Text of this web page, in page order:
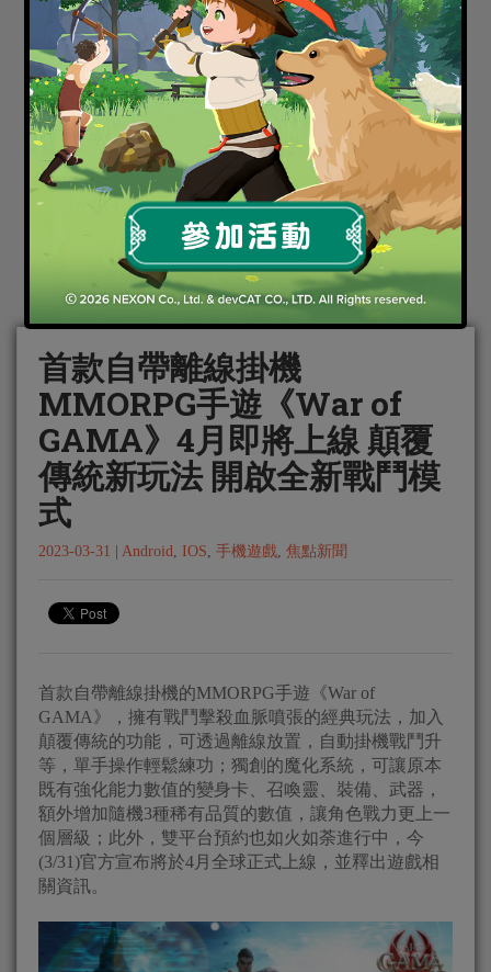
首款自帶離線掛機
MMORPG手遊《War of
GAMA》4月即將上線 顛覆
傳統新玩法 開啟全新戰鬥模
式
2023-03-31 Android, IOS, 手機遊戲, 焦點新聞
首款自帶離線掛機的MMORPG手遊《War of
GAMA》，擁有戰鬥擊殺血脈噴張的經典玩法，加入
顛覆傳統的功能，可透過離線放置，自動掛機戰鬥升
等，單手操作輕鬆練功；獨創的魔化系統，可讓原本
既有強化能力數值的變身卡、召喚靈、裝備、武器，
額外增加隨機3種稀有品質的數值，讓角色戰力更上一
個層級；此外，雙平台預約也如火如荼進行中，今
(3/31)官方宣布將於4月全球正式上線，並釋出遊戲相
關資訊。